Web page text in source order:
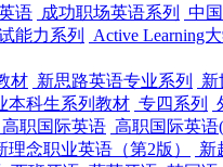
语 成功职场英语系列
中
能力系列
Active Learning
材 新思路英语专业系列
新
本科生系列教材 专四系列
高职国际英语 高职国际英语
理念职业英语（第2版）
新